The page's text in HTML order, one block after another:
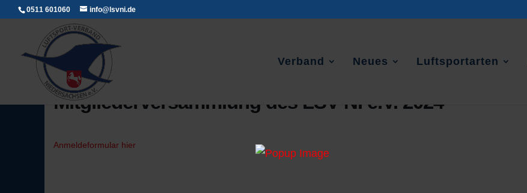
0511 601060 info@lsvni.de
Verband Neues Luftsportarten
Mitgliederversammlung des LSV NI e.V. 2024
Anmeldeformular hier